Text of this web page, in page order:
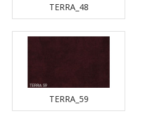
TERRA_48
TERRA_59